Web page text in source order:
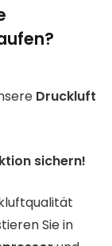
Druckluft
sichern!
Sie in